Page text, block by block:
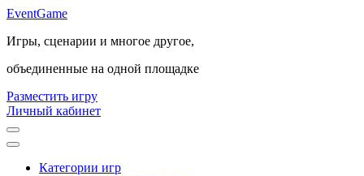
EventGame
Игры, сценарии и многое другое,
объединенные на одной площадке
Разместить игру
Личный кабинет
Категории игр